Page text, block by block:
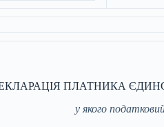
ПЛАТНИКА
у якого